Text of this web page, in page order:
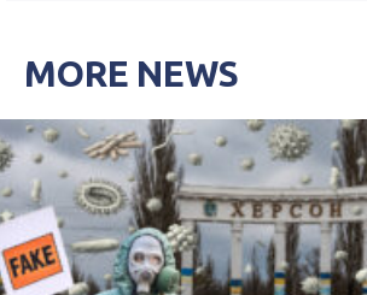
MORE NEWS